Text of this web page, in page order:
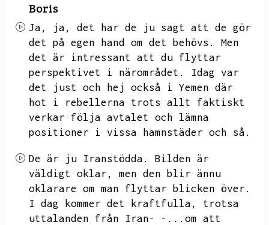
Boris
Ja, ja,
det har de ju sagt att de gör
det på egen hand om det behövs.
Men
det är intressant att du flyttar
perspektivet i närområdet.
Idag var
det just och hej också i Yemen där
hot i rebellerna trots allt faktiskt
verkar följa avtalet och lämna
positioner i vissa hamnstäder och så.
De är ju Iranstödda.
Bilden är
väldigt oklar,
men den blir ännu
oklarare om man flyttar blicken över.
I dag kommer det kraftfulla,
trotsa
uttalanden från Iran- -...om att